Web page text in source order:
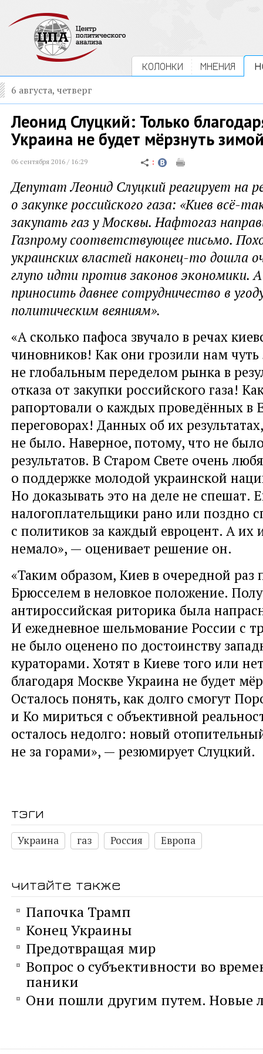
КОЛОНКИ МНЕНИЯ
6 августа, четверг
Леонид Слуцкий: Только
Украина не будет мёрзнуть
06 сентября 2016 / 16:29
Депутат Леонид Слуцкий реагирует на
о закупке российского газа: «Киев всё-
закупать газ у Москвы. Нафтогаз
Газпрому соответствующее письмо.
украинских властей наконец-то дошла
глупо идти против законов экономики.
приносить давнее сотрудничество в
политическим веяниям».
«А сколько пафоса звучало в речах
чиновников! Как они грозили нам чуть
не глобальным переделом рынка в
отказа от закупки российского газа!
рапортовали о каждых проведённых в
переговорах! Данных об их
не было. Наверное, потому, что не
результатов. В Старом Свете очень
о поддержке молодой украинской
Но доказывать это на деле не спешат.
налогоплательщики рано или поздно
с политиков за каждый евроцент. А их
немало», — оценивает решение он.
«Таким образом, Киев в очередной раз
Брюсселем в неловкое положение.
антироссийская риторика была
И ежедневное шельмование России с
не было оценено по достоинству
кураторами. Хотят в Киеве того или
благодаря Москве Украина не будет
Осталось понять, как долго смогут
и Ко мириться с объективной
осталось недолго: новый
не за горами», — резюмирует Слуцкий.
тэги
Украина газ Россия Европа
читайте также
Папочка Трамп
Конец Украины
Предотвращая мир
Вопрос о субъективности во
паники
Они пошли другим путем. Новые